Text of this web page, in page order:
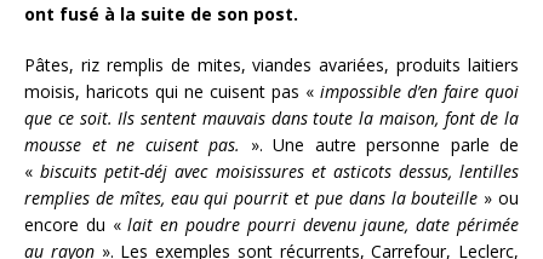
ont fusé à la suite de son post.
Pâtes, riz remplis de mites, viandes avariées, produits laitiers
moisis, haricots qui ne cuisent pas « impossible d’en faire quoi
que ce soit. Ils sentent mauvais dans toute la maison, font de la
mousse et ne cuisent pas.
». Une autre personne parle de
«biscuits petit-déj avec moisissures et asticots dessus, lentilles
remplies de mîtes, eau qui pourrit et pue dans la bouteille » ou
encore du «lait en poudre pourri devenu jaune, date périmée
au rayon». Les exemples sont récurrents, Carrefour, Leclerc,